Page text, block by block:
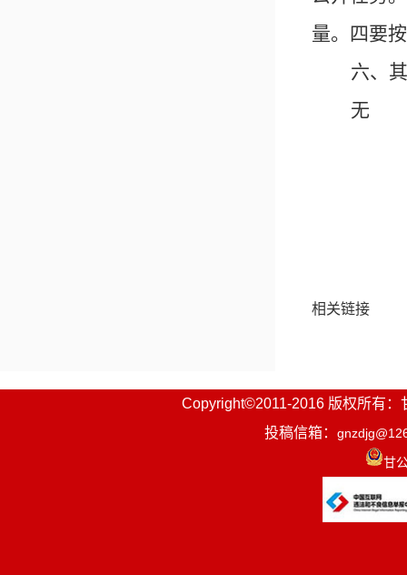
量。 四要
六、
无
相关链接
Copyright©2011-2016 版权所有：
投稿信箱：
甘